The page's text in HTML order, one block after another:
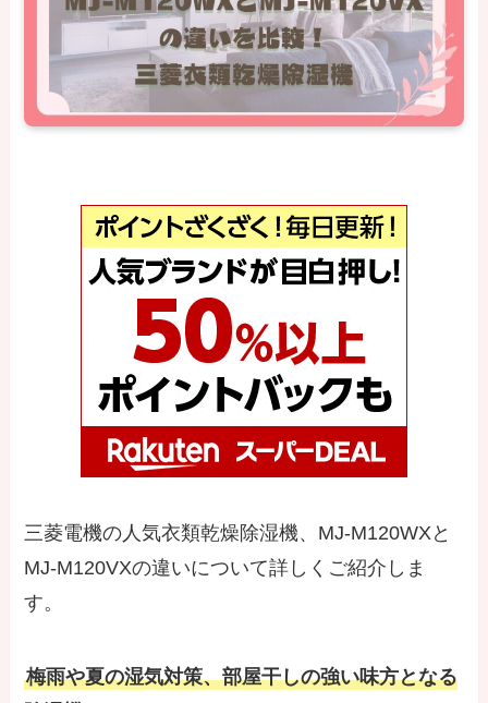
三菱電機の人気衣類乾燥除湿機、MJ-M120WXと
MJ-M120VXの違いについて詳しくご紹介しま
す。
梅雨や夏の湿気対策、部屋干しの強い味方となる